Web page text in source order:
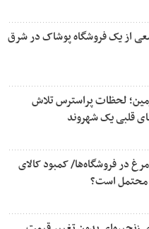
از یک فروشگاه پوشاک در شرق
لحظات پراسترس تلاش
قلبی یک شهروند
در فروشگاه‌ها/ کمبود کالای
محتمل است؟